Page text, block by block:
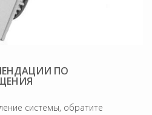
ПО
системы, обратите